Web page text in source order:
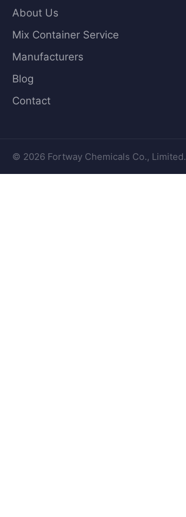
About Us
Mix Container Service
Manufacturers
Blog
Contact
© 2026 Fortway Chemicals Co., Limited.